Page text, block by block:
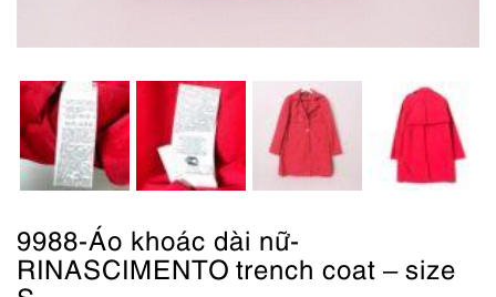
9988-Áo khoác dài nữ-
RINASCIMENTO trench coat – size